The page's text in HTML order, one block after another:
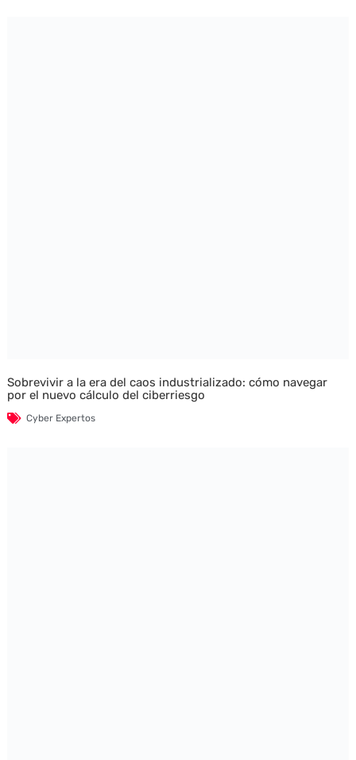
Sobrevivir a la era del caos industrializado: cómo navegar
por el nuevo cálculo del ciberriesgo
Cyber Expertos